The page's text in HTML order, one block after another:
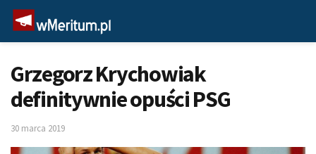
Grzegorz Krychowiak
definitywnie opuści PSG
30 marca 2019